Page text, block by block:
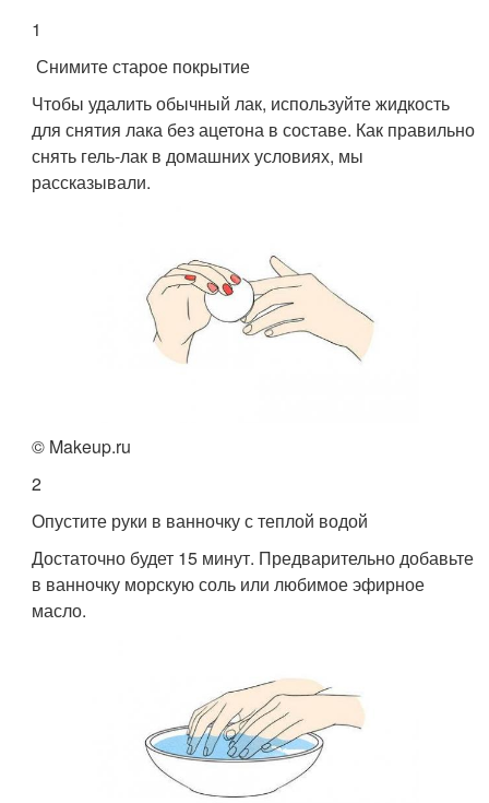
1
Снимите старое покрытие
Чтобы удалить обычный лак, используйте жидкость
для снятия лака без ацетона в составе. Как правильно
снять гель-лак в домашних условиях, мы
рассказывали.
© Makeup.ru
2
Опустите руки в ванночку с теплой водой
Достаточно будет 15 минут. Предварительно добавьте
в ванночку морскую соль или любимое эфирное
масло.